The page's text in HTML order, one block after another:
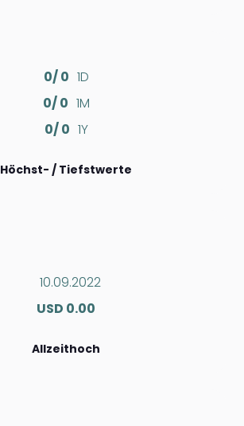
0/ 0 1D
0/ 0 1M
0/ 0 1Y
Höchst- / Tiefstwerte
10.09.2022
USD 0.00
Allzeithoch